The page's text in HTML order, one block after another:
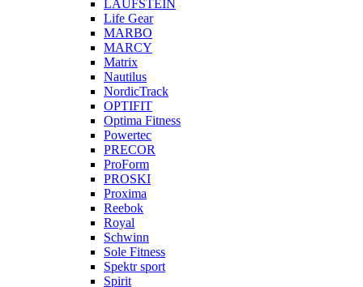
LAUFSTEIN
Life Gear
MARBO
MARCY
Matrix
Nautilus
NordicTrack
OPTIFIT
Optima Fitness
Powertec
PRECOR
ProForm
PROSKI
Proxima
Reebok
Royal
Schwinn
Sole Fitness
Spektr sport
Spirit